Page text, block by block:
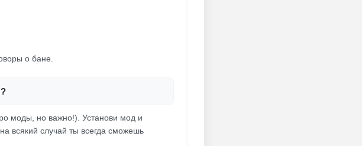
о бане.
моды, но важно!). Установи мод и
всякий случай ты всегда сможешь